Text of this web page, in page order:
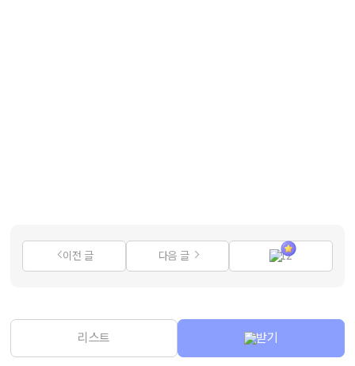
이전 글 다음 글 12
리스트 받기